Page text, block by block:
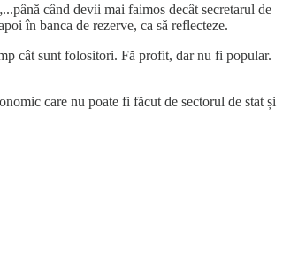
când devii mai faimos decât secretarul de
în banca de rezerve, ca să reflecteze.
cât sunt folositori. Fă profit, dar nu fi popular.
care nu poate fi făcut de sectorul de stat și